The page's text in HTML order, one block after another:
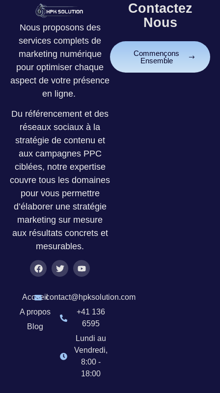
Nous proposons des
services complets de
marketing numérique
pour optimiser chaque
aspect de votre présence
en ligne.
Du référencement et des
réseaux sociaux à la
stratégie de contenu et
aux campagnes PPC
ciblées, notre expertise
couvre tous les domaines
pour vous permettre
d’élaborer une stratégie
marketing sur mesure
aux résultats concrets et
mesurables.
Accueil
A propos
Blog
contact@hpksolution.com
+41 136
6595
Lundi au
Vendredi,
8:00 -
18:00
Contactez
Nous
Commençons
Ensemble